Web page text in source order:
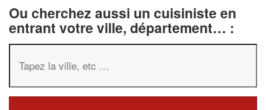
Ou cherchez aussi un cuisiniste en
entrant votre ville, département… :